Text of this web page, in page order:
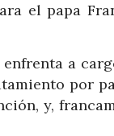
el papa
a
por
y,